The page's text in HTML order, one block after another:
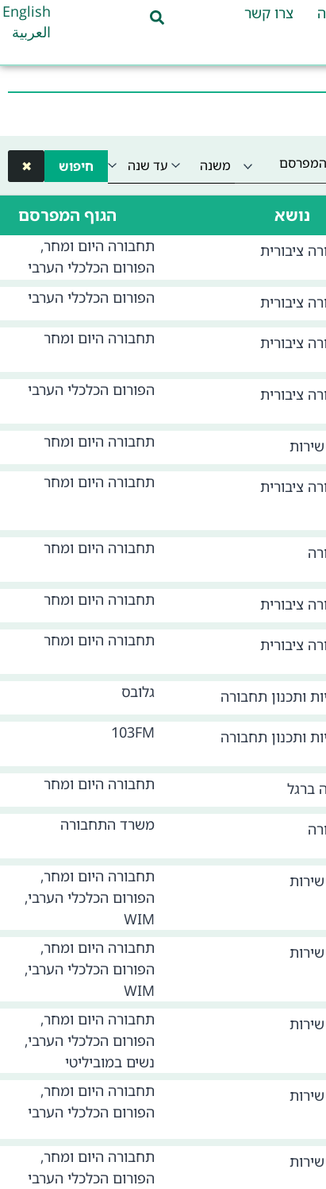
צרו קשר
English
العربية
המפרסם חיפוש ✖
נושא הגוף המפרסם
ציבורית
תחבורה היום ומחר,
הפורום הכלכלי הערבי
ציבורית הפורום הכלכלי הערבי
ציבורית תחבורה היום ומחר
ציבורית הפורום הכלכלי הערבי
תחבורה היום ומחר
ציבורית תחבורה היום ומחר
תחבורה היום ומחר
ציבורית תחבורה היום ומחר
ציבורית תחבורה היום ומחר
ותכנון תחבורה גלובס
ותכנון תחבורה 103FM
ברגל תחבורה היום ומחר
משרד התחבורה
תחבורה היום ומחר,
הפורום הכלכלי הערבי,
WIM
תחבורה היום ומחר,
הפורום הכלכלי הערבי,
WIM
תחבורה היום ומחר,
הפורום הכלכלי הערבי,
נשים במוביליטי
תחבורה היום ומחר,
הפורום הכלכלי הערבי
תחבורה היום ומחר,
הפורום הכלכלי הערבי